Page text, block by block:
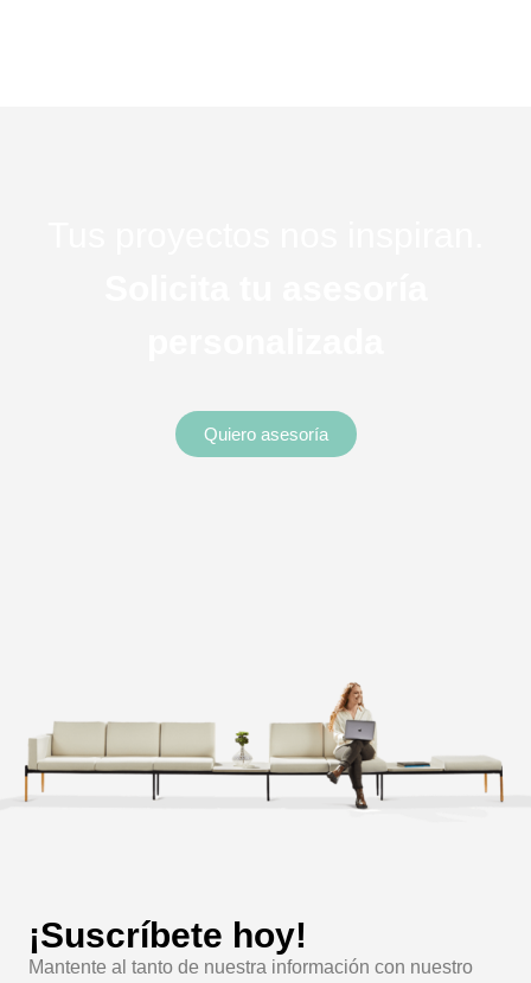
Quiero asesoría
¡Suscríbete hoy!
Mantente al tanto de nuestra información con nuestro